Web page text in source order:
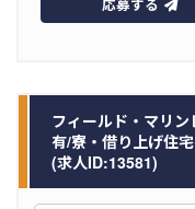
応募する
フィールド・マリ
有/寮・借り上げ住
(求人ID:13581)